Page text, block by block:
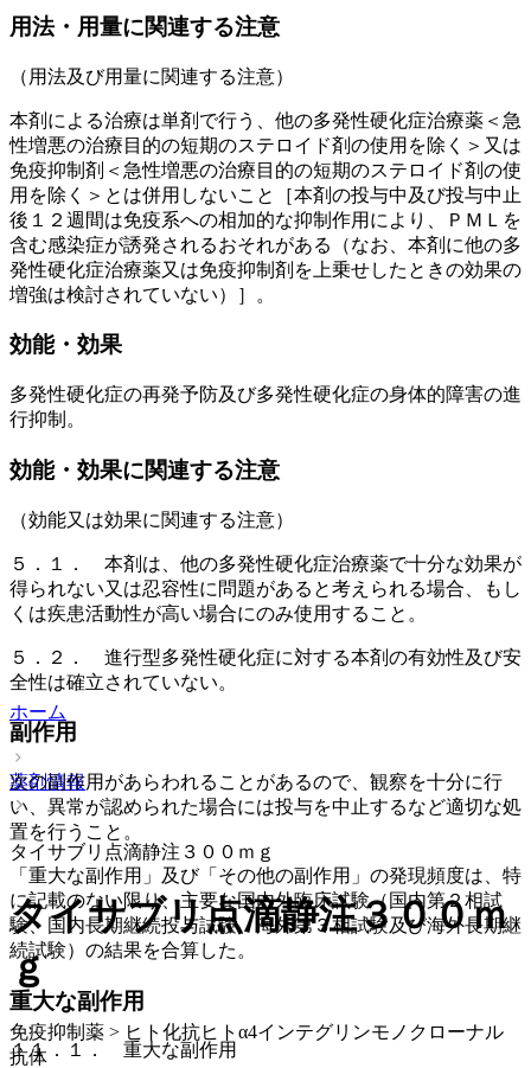
用法・用量に関連する注意
（用法及び用量に関連する注意）
本剤による治療は単剤で行う、他の多発性硬化症治療薬＜急
性増悪の治療目的の短期のステロイド剤の使用を除く＞又は
免疫抑制剤＜急性増悪の治療目的の短期のステロイド剤の使
用を除く＞とは併用しないこと［本剤の投与中及び投与中止
後１２週間は免疫系への相加的な抑制作用により、ＰＭＬを
含む感染症が誘発されるおそれがある（なお、本剤に他の多
発性硬化症治療薬又は免疫抑制剤を上乗せしたときの効果の
増強は検討されていない）］。
効能・効果
多発性硬化症の再発予防及び多発性硬化症の身体的障害の進
行抑制。
効能・効果に関連する注意
（効能又は効果に関連する注意）
５．１． 本剤は、他の多発性硬化症治療薬で十分な効果が
得られない又は忍容性に問題があると考えられる場合、もし
くは疾患活動性が高い場合にのみ使用すること。
５．２． 進行型多発性硬化症に対する本剤の有効性及び安
全性は確立されていない。
副作用
次の副作用があらわれることがあるので、観察を十分に行
い、異常が認められた場合には投与を中止するなど適切な処
置を行うこと。
「重大な副作用」及び「その他の副作用」の発現頻度は、特
に記載のない限り、主要な国内外臨床試験（国内第２相試
験、国内長期継続投与試験、海外第３相試験及び海外長期継
続試験）の結果を合算した。
重大な副作用
１１．１． 重大な副作用
ホーム
薬剤情報
タイサブリ点滴静注３００ｍｇ
タイサブリ点滴静注３００ｍ
ｇ
免疫抑制薬 > ヒト化抗ヒトα4インテグリンモノクローナル
抗体